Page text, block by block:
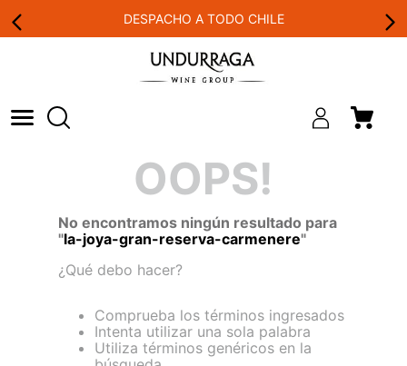
DESPACHO A TODO CHILE
OOPS!
No encontramos ningún resultado para
"la-joya-gran-reserva-carmenere"
¿Qué debo hacer?
Comprueba los términos ingresados
Intenta utilizar una sola palabra
Utiliza términos genéricos en la